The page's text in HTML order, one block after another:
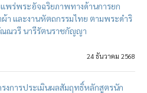
แพร่พระอัจฉริยภาพทางด้านการยก
และงานหัตถกรรมไทย ตามพระดำริ
ณณวรี นารีรัตนราชกัญญา
24 ธันวาคม 2568
งการประเมินผลสัมฤทธิ์หลักสูตรนัก